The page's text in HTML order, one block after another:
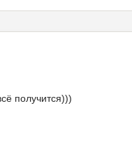
получится)))